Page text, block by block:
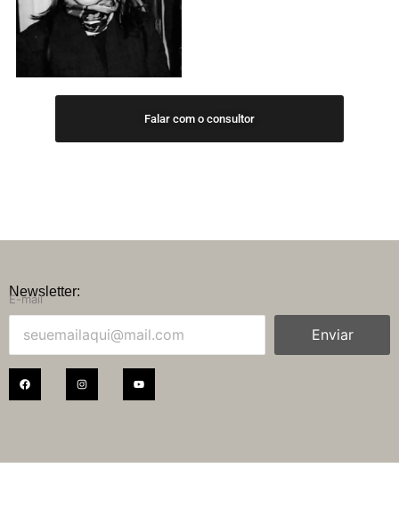
Falar com o consultor
Newsletter:
E-mail
Enviar